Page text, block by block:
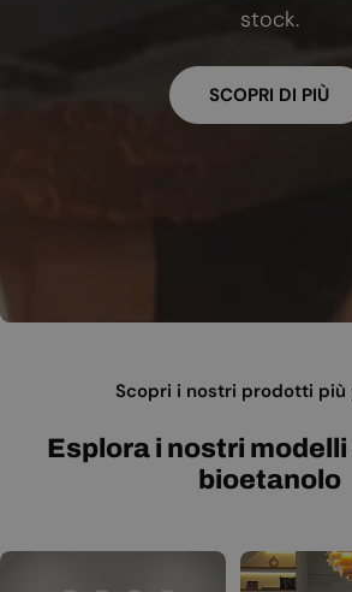
stock.
SCOPRI DI PIÙ
Scopri i nostri prodotti più
Esplora i nostri modelli
bioetanolo